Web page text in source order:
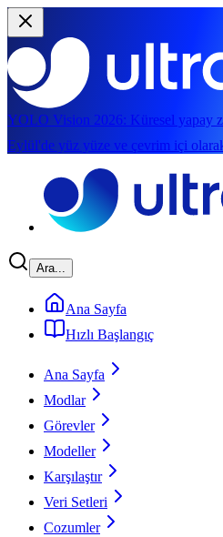
YOLO Vision 2026: Küresel yapay
Eylül'de yüz yüze ve çevrim içi
Ara...
Ana Sayfa
Hızlı Başlangıç
Ana Sayfa
Modlar
Görevler
Modeller
Karşılaştır
Veri Setleri
Cozumler